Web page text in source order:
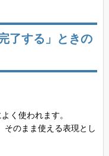
了する」ときの
く使われます。
そのまま使える表現とし